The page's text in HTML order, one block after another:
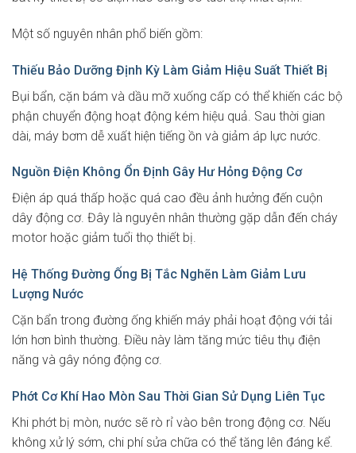
Một số nguyên nhân phổ biến gồm:
Thiếu Bảo Dưỡng Định Kỳ Làm Giảm Hiệu Suất Thiết Bị
Bụi bẩn, cặn bám và dầu mỡ xuống cấp có thể khiến các bộ
phận chuyển động hoạt động kém hiệu quả. Sau thời gian
dài, máy bơm dễ xuất hiện tiếng ồn và giảm áp lực nước.
Nguồn Điện Không Ổn Định Gây Hư Hỏng Động Cơ
Điện áp quá thấp hoặc quá cao đều ảnh hưởng đến cuộn
dây động cơ. Đây là nguyên nhân thường gặp dẫn đến cháy
motor hoặc giảm tuổi thọ thiết bị.
Hệ Thống Đường Ống Bị Tắc Nghẽn Làm Giảm Lưu
Lượng Nước
Cặn bẩn trong đường ống khiến máy phải hoạt động với tải
lớn hơn bình thường. Điều này làm tăng mức tiêu thụ điện
năng và gây nóng động cơ.
Phớt Cơ Khí Hao Mòn Sau Thời Gian Sử Dụng Liên Tục
Khi phớt bị mòn, nước sẽ rò rỉ vào bên trong động cơ. Nếu
không xử lý sớm, chi phí sửa chữa có thể tăng lên đáng kể.